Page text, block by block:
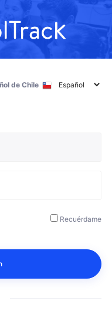
de Chile
Recuérdame